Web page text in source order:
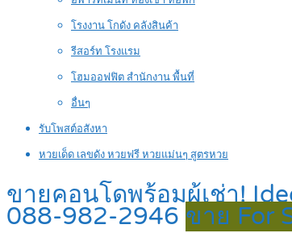
โรงงาน โกดัง คลังสินค้า
รีสอร์ท โรงแรม
โฮมออฟฟิต สำนักงาน พื้นที่
อื่นๆ
รับโพสต์อสังหา
หวยเด็ด เลขดัง หวยฟรี หวยแม่นๆ สูตรหวย
ขายคอนโดพร้อมผู้เช่า!
088-982-2946 ขาย For